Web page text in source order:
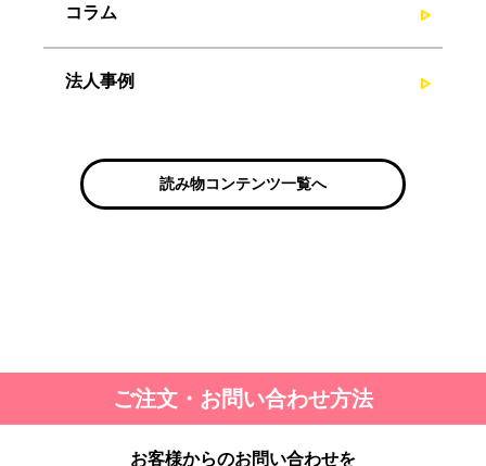
コラム
法人事例
読み物コンテンツ一覧へ
ご注文・お問い合わせ方法
お客様からのお問い合わせを